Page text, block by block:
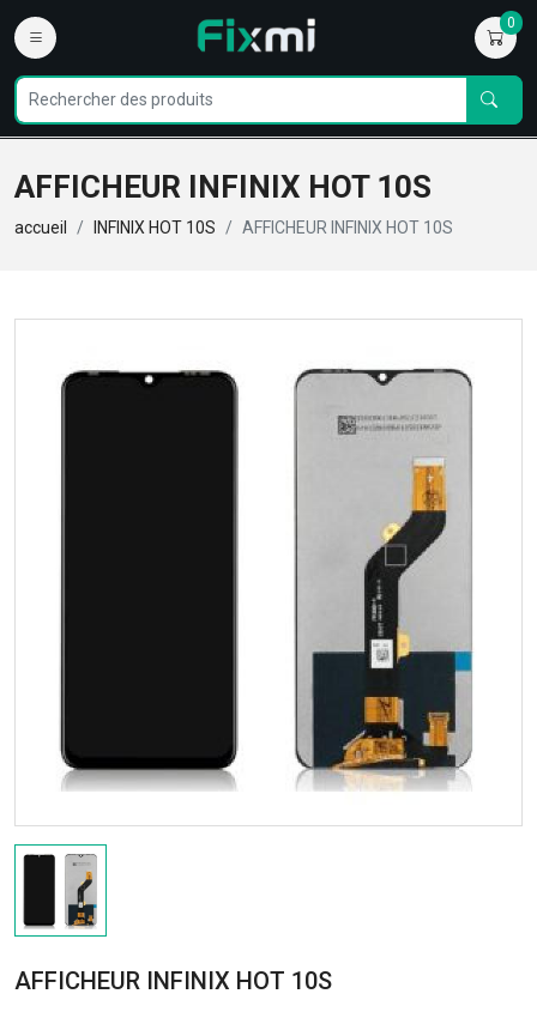
0
AFFICHEUR INFINIX HOT 10S
accueil INFINIX HOT 10S AFFICHEUR INFINIX HOT 10S
AFFICHEUR INFINIX HOT 10S